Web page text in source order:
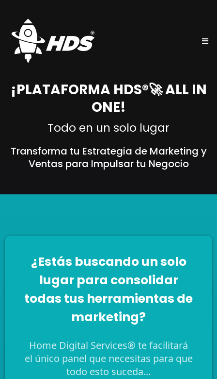
¡PLATAFORMA HDS®🚀 ALL IN
ONE!
Todo en un solo lugar
Transforma tu Estrategia de Marketing y
Ventas para Impulsar tu Negocio
¿Estás buscando un solo
lugar para consolidar
todas tus herramientas de
marketing?
Home Digital Services® te facilitará
el único panel que necesitas para que
todo esto suceda...